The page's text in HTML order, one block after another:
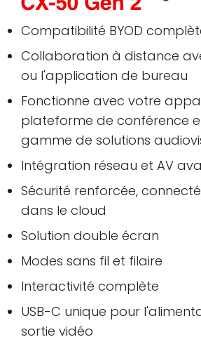
Compatibilité BYOD
Collaboration à distance
ou l'application de bureau
Fonctionne avec votre
plateforme de conférence
gamme de solutions
Intégration réseau et AV
Sécurité renforcée,
dans le cloud
Solution double écran
Modes sans fil et filaire
Interactivité complète
USB-C unique pour
sortie vidéo